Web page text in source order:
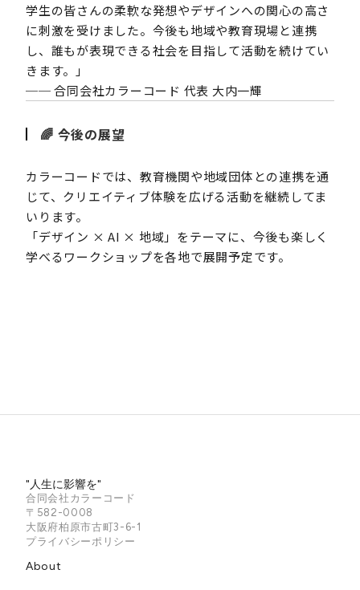
学生の皆さんの柔軟な発想やデザインへの関心の高さ
に刺激を受けました。今後も地域や教育現場と連携
し、誰もが表現できる社会を目指して活動を続けてい
きます。」
── 合同会社カラーコード 代表 大内一輝
🌈 今後の展望
カラーコードでは、教育機関や地域団体との連携を通
じて、クリエイティブ体験を広げる活動を継続してま
いります。
「デザイン × AI × 地域」をテーマに、今後も楽しく
学べるワークショップを各地で展開予定です。
"人生に影響を"
合同会社カラーコード
〒582-0008
大阪府柏原市古町3-6-1
プライバシーポリシー
About